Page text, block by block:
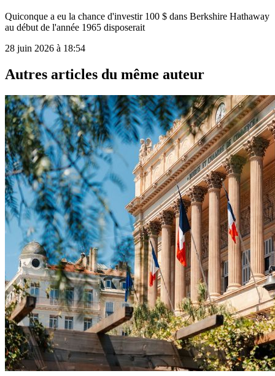
Quiconque a eu la chance d'investir 100 $ dans Berkshire Hathaway
au début de l'année 1965 disposerait
28 juin 2026 à 18:54
Autres articles du même auteur